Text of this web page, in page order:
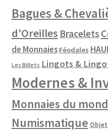
Bagues &
d'Oreilles Bracelets
de Monnaies Féodales
Les Billets Lingots &
Modernes &
Monnaies du
Numismatique